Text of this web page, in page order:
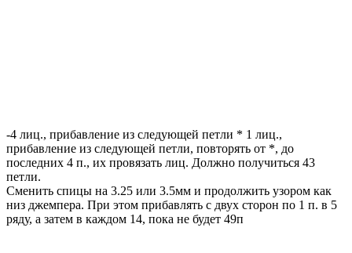
-4 лиц., прибавление из следующей петли * 1 лиц.,
прибавление из следующей петли, повторять от *, до
последних 4 п., их провязать лиц. Должно получиться 43
петли.
Сменить спицы на 3.25 или 3.5мм и продолжить узором как
низ джемпера. При этом прибавлять с двух сторон по 1 п. в 5
ряду, а затем в каждом 14, пока не будет 49п